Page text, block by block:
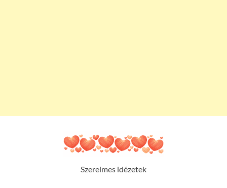
Szerelmes idézetek